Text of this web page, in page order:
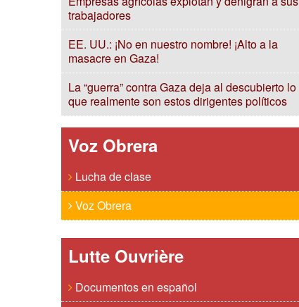
trabajadores
EE. UU.: ¡No en nuestro nombre! ¡Alto a la
masacre en Gaza!
La “guerra” contra Gaza deja al descubierto lo
que realmente son estos dirigentes políticos
Voz Obrera
Lucha de clase
Voz Obrera
Lutte Ouvrière
Documentos en español